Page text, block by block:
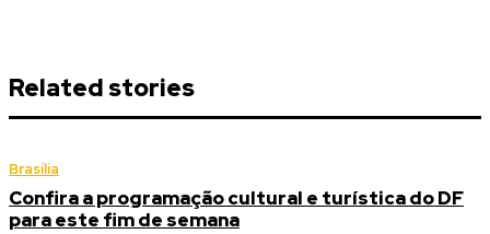
Related stories
Brasília
Confira a programação cultural e turística do DF
para este fim de semana